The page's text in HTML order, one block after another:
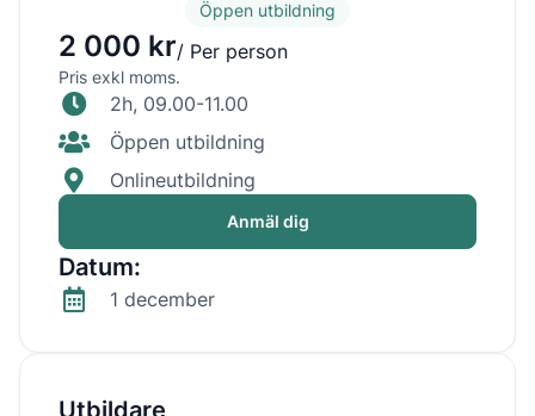
Öppen utbildning
2 000 kr/ Per person
Pris exkl moms.
2h, 09.00-11.00
Öppen utbildning
Onlineutbildning
Anmäl dig
Datum:
1 december